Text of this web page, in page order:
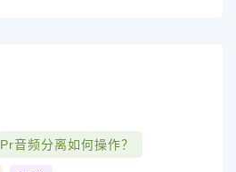
Pr音频分离如何操作？